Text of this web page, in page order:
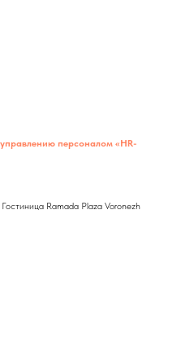
персоналом «HR-
Ramada Plaza Voronezh